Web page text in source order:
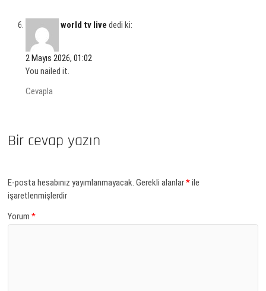
world tv live dedi ki:
2 Mayıs 2026, 01:02
You nailed it.
Cevapla
Bir cevap yazın
E-posta hesabınız yayımlanmayacak. Gerekli alanlar*ile
işaretlenmişlerdir
Yorum*